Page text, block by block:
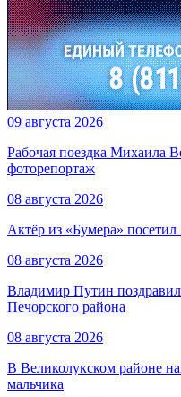
09 августа 2026
Рабочая поездка Михаила
фоторепортаж
08 августа 2026
Актёр из «Бумера» посетил
08 августа 2026
Владимир Путин
Печорского района
08 августа 2026
В Великолукском районе
мальчика